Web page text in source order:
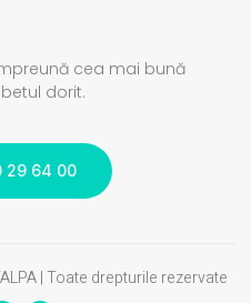
cea mai bună
dorit.
29 64 00
| Toate drepturile rezervate